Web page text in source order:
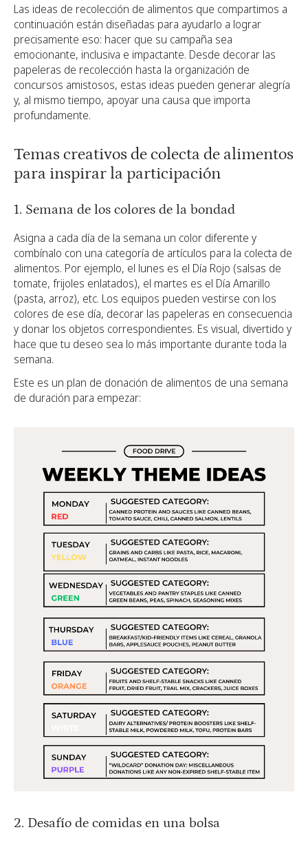
Las ideas de recolección de alimentos que compartimos a
continuación están diseñadas para ayudarlo a lograr
precisamente eso: hacer que su campaña sea
emocionante, inclusiva e impactante. Desde decorar las
papeleras de recolección hasta la organización de
concursos amistosos, estas ideas pueden generar alegría
y, al mismo tiempo, apoyar una causa que importa
profundamente.
Temas creativos de colecta de alimentos
para inspirar la participación
1. Semana de los colores de la bondad
Asigna a cada día de la semana un color diferente y
combínalo con una categoría de artículos para la colecta de
alimentos. Por ejemplo, el lunes es el Día Rojo (salsas de
tomate, frijoles enlatados), el martes es el Día Amarillo
(pasta, arroz), etc. Los equipos pueden vestirse con los
colores de ese día, decorar las papeleras en consecuencia
y donar los objetos correspondientes. Es visual, divertido y
hace que tu deseo sea lo más importante durante toda la
semana.
Este es un plan de donación de alimentos de una semana
de duración para empezar:
2. Desafío de comidas en una bolsa